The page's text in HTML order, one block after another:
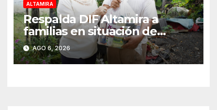
ALTAMIRA
Respalda DIF Altamira a
familias en situación de
vulnerabilidad
AGO 6, 2026